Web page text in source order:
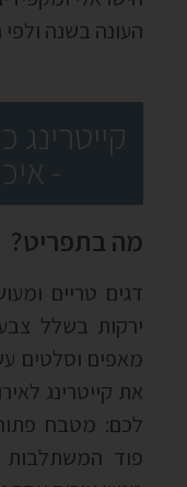
העונה בשנה
-
מה בתפריט?
דגים טריים
ירקות בשלל
מאפים וסלטים
את קייטרינג
לכם: מטבח
פוד המשתלבות